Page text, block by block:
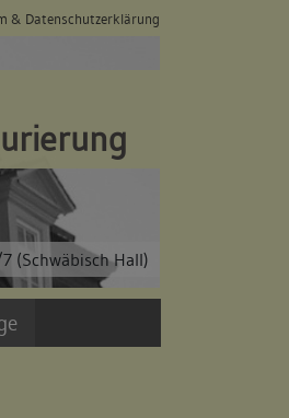
& Datenschutzerklärung
(Schwäbisch Hall)